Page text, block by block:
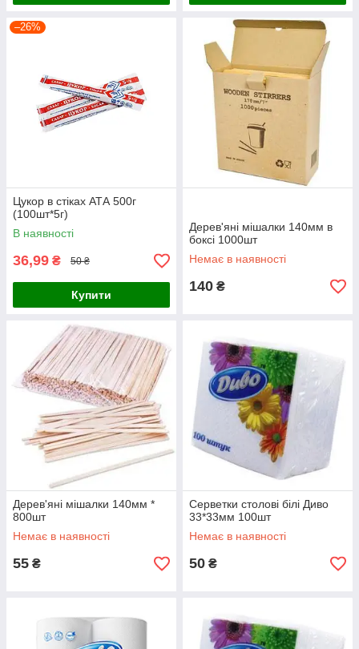
–26%
Цукор в стіках АТА 500г
(100шт*5г)
В наявності
36,99 ₴ 50 ₴
Купити
Дерев'яні мішалки 140мм в
боксі 1000шт
Немає в наявності
140 ₴
Дерев'яні мішалки 140мм *
800шт
Немає в наявності
55 ₴
Серветки столові білі Диво
33*33мм 100шт
Немає в наявності
50 ₴